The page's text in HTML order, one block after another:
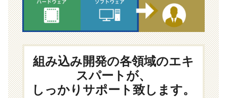
組み込み開発の各領域のエキ
スパートが、
しっかりサポート致します。